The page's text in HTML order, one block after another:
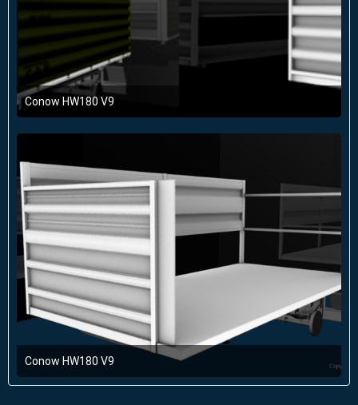
Conow HW180 V9
15. Februar 2016 um 18:05
Conow HW180 V9
13. Februar 2016 um 15:46